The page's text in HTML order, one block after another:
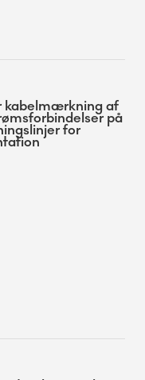
kabelmærkning af
på
for